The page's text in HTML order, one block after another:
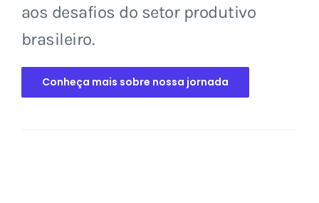
aos desafios do setor produtivo
brasileiro.
Conheça mais sobre nossa jornada